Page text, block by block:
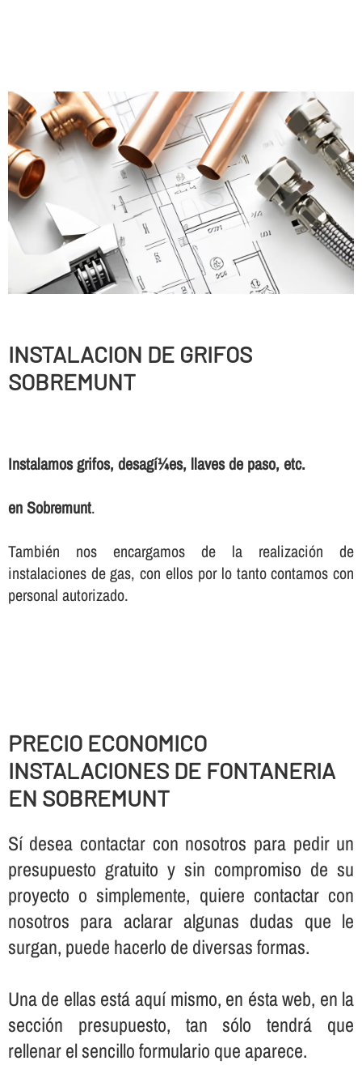
INSTALACION DE GRIFOS
SOBREMUNT
Instalamos grifos, desagí¼es, llaves de paso, etc.
en Sobremunt.
También nos encargamos de la realización de
instalaciones de gas, con ellos por lo tanto contamos con
personal autorizado.
PRECIO ECONOMICO
INSTALACIONES DE FONTANERIA
EN SOBREMUNT
Sí­ desea contactar con nosotros para pedir un
presupuesto gratuito y sin compromiso de su
proyecto o simplemente, quiere contactar con
nosotros para aclarar algunas dudas que le
surgan, puede hacerlo de diversas formas.
Una de ellas está aquí­ mismo, en ésta web, en la
sección presupuesto, tan sólo tendrá que
rellenar el sencillo formulario que aparece.